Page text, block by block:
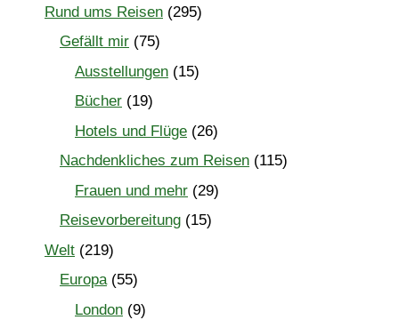
Rund ums Reisen (295)
Gefällt mir (75)
Ausstellungen (15)
Bücher (19)
Hotels und Flüge (26)
Nachdenkliches zum Reisen (115)
Frauen und mehr (29)
Reisevorbereitung (15)
Welt (219)
Europa(55)
London (9)